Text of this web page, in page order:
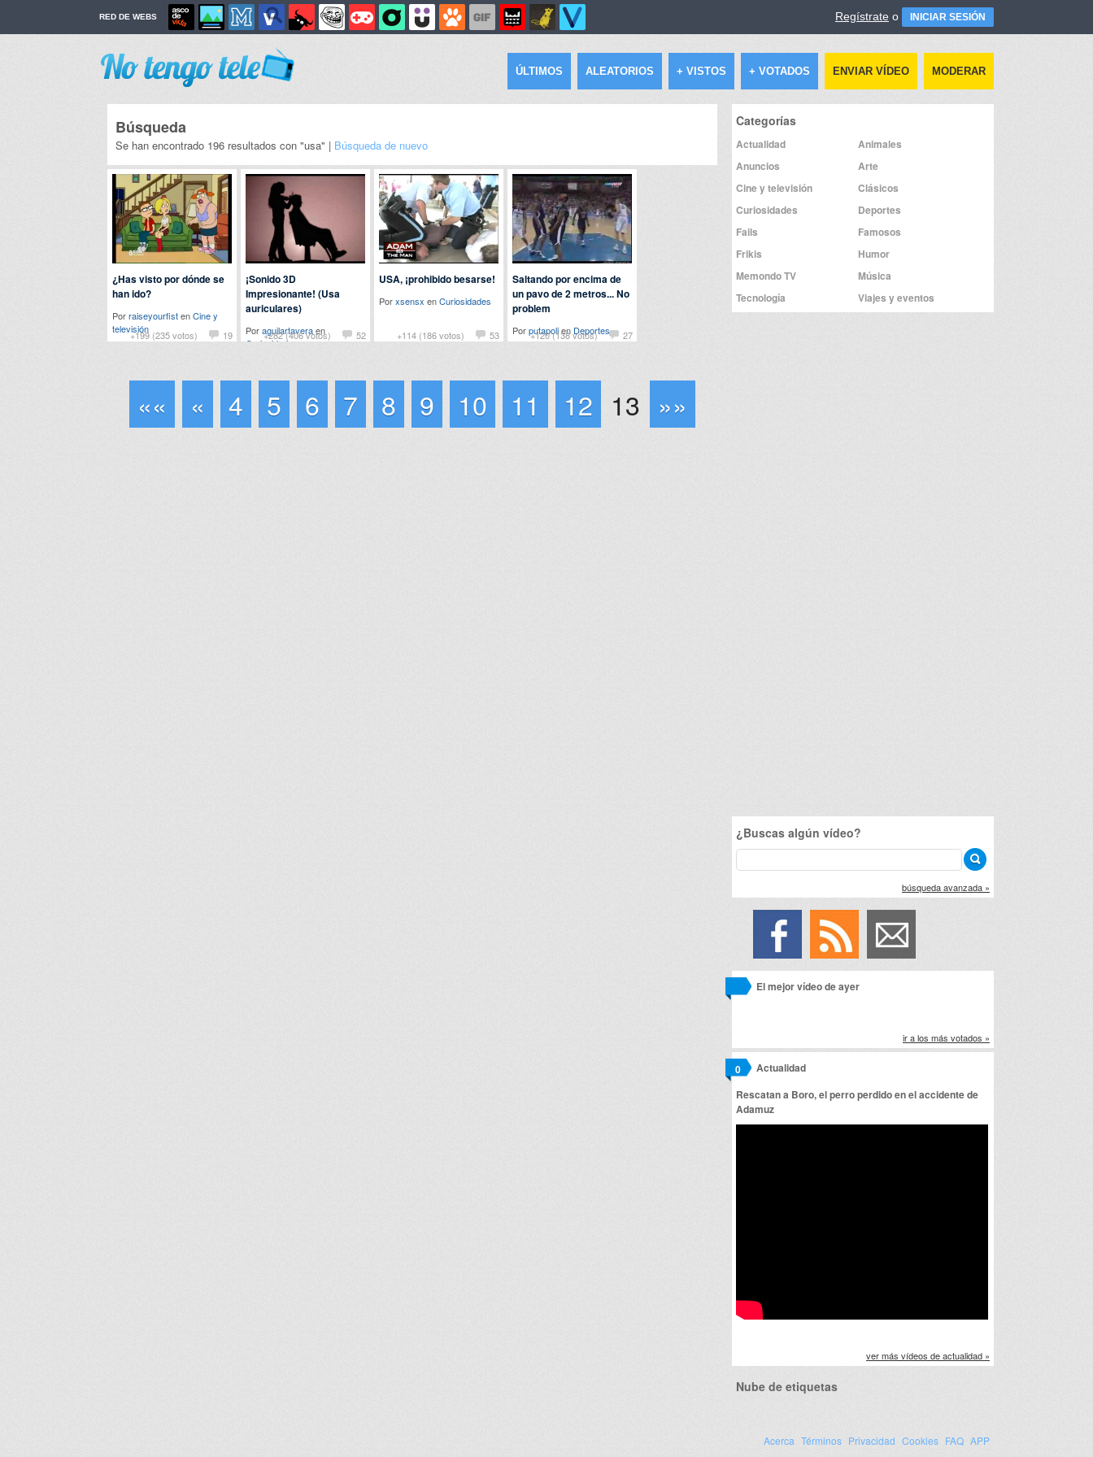
RED DE WEBS Regístrate o INICIAR SESIÓN
ÚLTIMOS ALEATORIOS + VISTOS + VOTADOS ENVIAR VÍDEO MODERAR
Búsqueda
Se han encontrado 196 resultados con "usa" | Búsqueda de nuevo
+199 (235 votos) 19
¿Has visto por dónde se
han ido?
PorraiseyourfistenCine y
televisión
+282 (406 votos) 52
¡Sonido 3D
Impresionante! (Usa
auriculares)
Poraguilartaveraen
Curiosidades
+114 (186 votos) 53
USA, ¡prohibido besarse!
Porxsensx enCuriosidades
+120 (138 votos) 27
Saltando por encima de
un pavo de 2 metros... No
problem
Porputapolien Deportes
«« « 4 5 6 7 8 9 10 11 12 13 »»
Categorías
Actualidad
Animales
Anuncios
Arte
Cine y televisión
Clásicos
Curiosidades
Deportes
Fails
Famosos
Frikis
Humor
Memondo TV
Música
Tecnología
Viajes y eventos
¿Buscas algún vídeo?
búsqueda avanzada »
El mejor vídeo de ayer
ir a los más votados »
Actualidad
0
Rescatan a Boro, el perro perdido en el accidente de
Adamuz
ver más vídeos de actualidad »
Nube de etiquetas
Acerca Términos Privacidad Cookies FAQ APP